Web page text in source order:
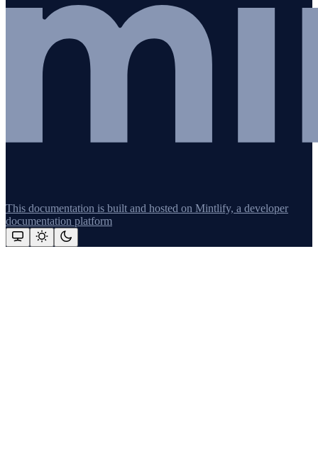
This documentation is built and hosted on Mintlify, a developer
documentation platform